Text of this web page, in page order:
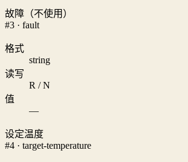
故障（不使用）
#3 · fault
格式
string
读写
R / N
值
—
设定温度
#4 · target-temperature